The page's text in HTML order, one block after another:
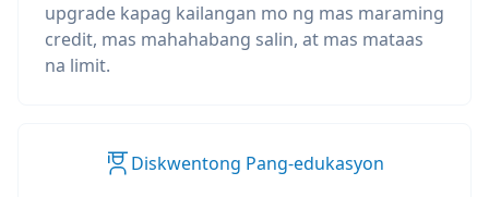
upgrade kapag kailangan mo ng mas maraming
credit, mas mahahabang salin, at mas mataas
na limit.
Diskwentong Pang-edukasyon